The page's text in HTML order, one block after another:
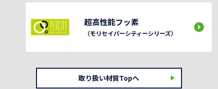
超高性能フッ素
（モリセイパーシティーシリーズ）
取り扱い材質Topへ